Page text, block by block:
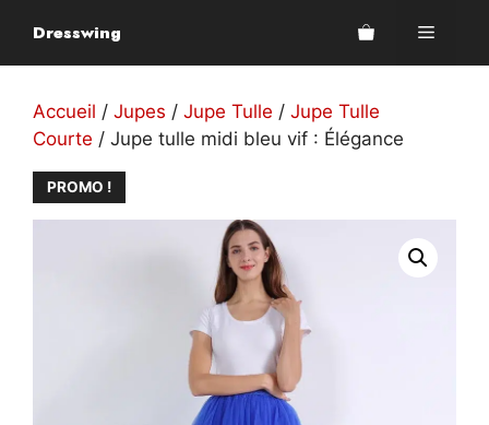
contenu
Dresswing Menu
Accueil / Jupes / Jupe Tulle / Jupe Tulle
Courte / Jupe tulle midi bleu vif : Élégance
PROMO !